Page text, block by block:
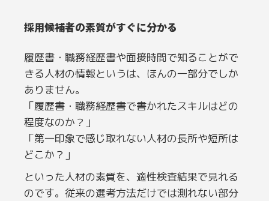
採用候補者の素質がすぐに分かる
履歴書・職務経歴書や面接時間で知ることがで
きる人材の情報というは、ほんの一部分でしか
ありません。
「履歴書・職務経歴書で書かれたスキルはどの
程度なのか？」
「第一印象で感じ取れない人材の長所や短所は
どこか？」
といった人材の素質を、適性検査結果で見れる
のです。従来の選考方法だけでは測れない部分